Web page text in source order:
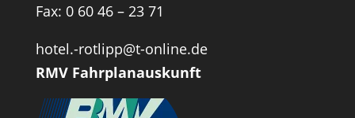
Fax: 0 60 46 – 23 71
hotel.-rotlipp@t-online.de
RMV Fahrplanauskunft